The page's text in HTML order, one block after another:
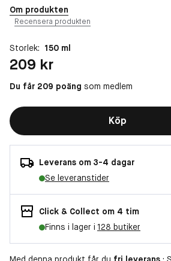
Om produkten
Recensera produkten
Storlek: 150 ml
Pris: 209 kr
209 kr
Du får 209 poäng som medlem
Köp
Leverans om 3-4 dagar
Se leveranstider
Click & Collect om 4 tim
Finns i lager i 128 butiker